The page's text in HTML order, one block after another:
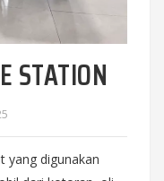
STATION
yang digunakan